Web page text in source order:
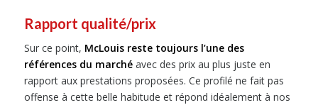
Rapport qualité/prix
Sur ce point, McLouis reste toujours l’une des
références du marchéavec des prix au plus juste en
rapport aux prestations proposées. Ce profilé ne fait pas
offense à cette belle habitude et répond idéalement à nos